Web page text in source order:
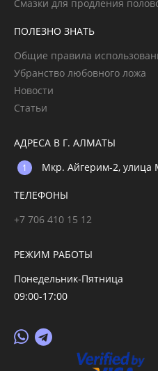
Смазки для продления
ПОЛЕЗНО ЗНАТЬ
Общие правила
Убранство любовного ложа
Новости
Статьи
АДРЕСА В Г. АЛМАТЫ
Мкр. Айгерим-2, улица
ТЕЛЕФОНЫ
+7 706 410 15 12
РЕЖИМ РАБОТЫ
Понедельник-Пятница
09:00-17:00